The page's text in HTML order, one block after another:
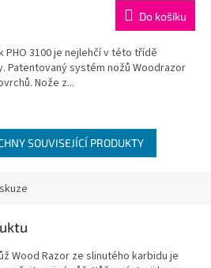
Do košíku
3100 je nejlehčí v této třídě
Patentovaný systém nožů Woodrazor
Nože z...
SOUVISEJÍCÍ PRODUKTY
Wood Razor ze slinutého karbidu je